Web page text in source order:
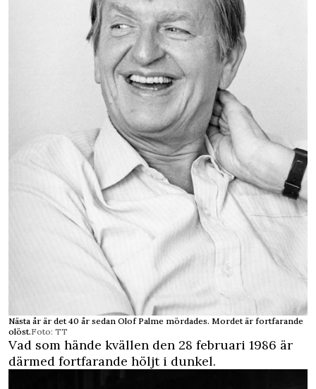
Nästa år är det 40 år sedan Olof Palme mördades. Mordet är fortfarande
olöst.Foto: TT
Vad som hände kvällen den 28 februari 1986 är
därmed fortfarande höljt i dunkel.